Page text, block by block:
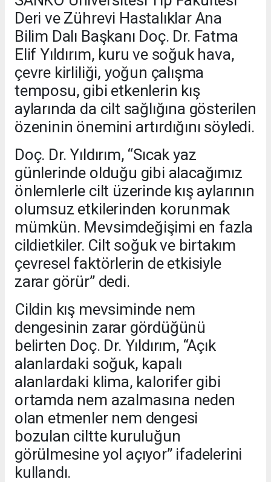
Deri ve Zührevi Hastalıklar Ana
Bilim Dalı Başkanı Doç. Dr. Fatma
Elif Yıldırım, kuru ve soğuk hava,
çevre kirliliği, yoğun çalışma
temposu, gibi etkenlerin kış
aylarında da cilt sağlığına gösterilen
özeninin önemini artırdığını söyledi.
Doç. Dr. Yıldırım, “Sıcak yaz
günlerinde olduğu gibi alacağımız
önlemlerle cilt üzerinde kış aylarının
olumsuz etkilerinden korunmak
mümkün. Mevsimdeğişimi en fazla
cildietkiler. Cilt soğuk ve birtakım
çevresel faktörlerin de etkisiyle
zarar görür” dedi.
Cildin kış mevsiminde nem
dengesinin zarar gördüğünü
belirten Doç. Dr. Yıldırım, “Açık
alanlardaki soğuk, kapalı
alanlardaki klima, kalorifer gibi
ortamda nem azalmasına neden
olan etmenler nem dengesi
bozulan ciltte kuruluğun
görülmesine yol açıyor” ifadelerini
kullandı.